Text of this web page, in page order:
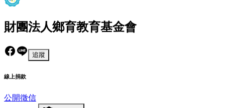
財團法人鄉育教育基金會
追蹤
線上捐款
公開徵信